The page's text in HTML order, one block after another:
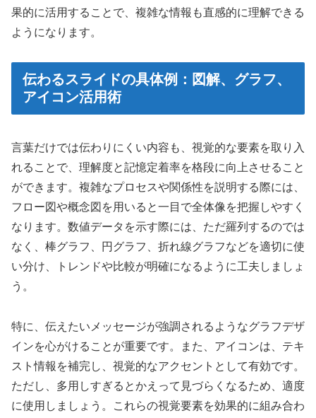
果的に活用することで、複雑な情報も直感的に理解できる
ようになります。
伝わるスライドの具体例：図解、グラフ、
アイコン活用術
言葉だけでは伝わりにくい内容も、視覚的な要素を取り入
れることで、理解度と記憶定着率を格段に向上させること
ができます。複雑なプロセスや関係性を説明する際には、
フロー図や概念図を用いると一目で全体像を把握しやすく
なります。数値データを示す際には、ただ羅列するのでは
なく、棒グラフ、円グラフ、折れ線グラフなどを適切に使
い分け、トレンドや比較が明確になるように工夫しましょ
う。
特に、伝えたいメッセージが強調されるようなグラフデザ
インを心がけることが重要です。また、アイコンは、テキ
スト情報を補完し、視覚的なアクセントとして有効です。
ただし、多用しすぎるとかえって見づらくなるため、適度
に使用しましょう。これらの視覚要素を効果的に組み合わ